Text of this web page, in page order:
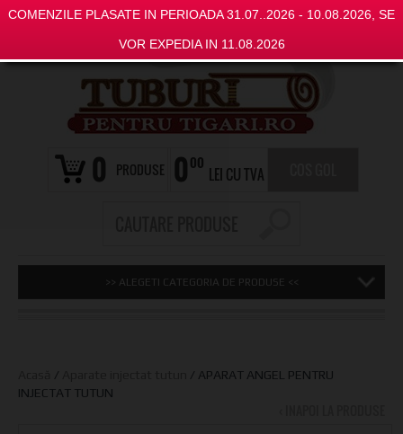
COMENZILE PLASATE IN PERIOADA 31.07..2026 - 10.08.2026, SE
VOR EXPEDIA IN 11.08.2026
0 PRODUSE 000
LEI CU TVA
>> ALEGETI CATEGORIA DE PRODUSE <<
/
/ APARAT ANGEL PENTRU
INJECTAT TUTUN